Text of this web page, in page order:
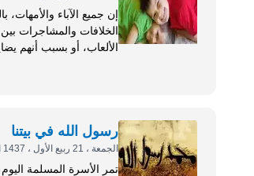
إن جميع الآباء والأمهات،
الخلافات والمشاجرات
الألعاب، أو بسبب أنهم
رسول الله في بيتنا
الجمعة ، 21 ربيع الأول ، 1437 الموافق 01 يناير 2016
تمر الأسرة المسلمة اليوم